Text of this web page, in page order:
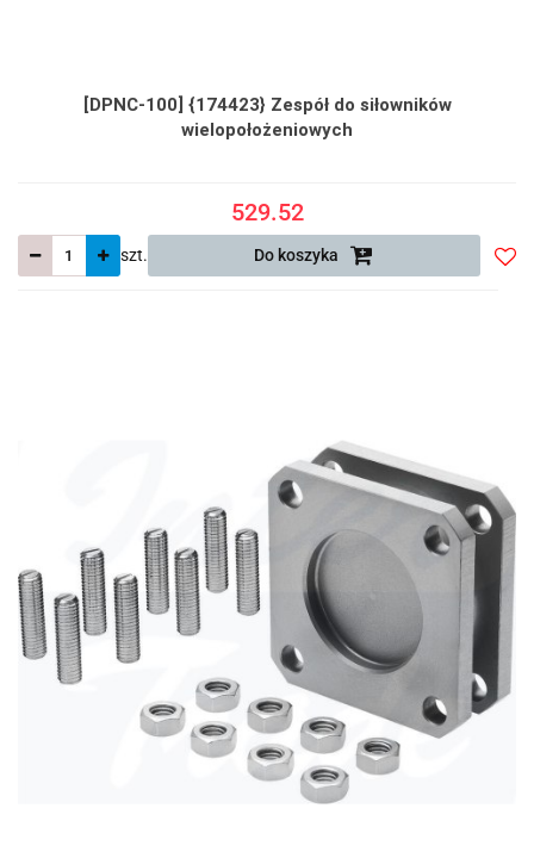
[DPNC-100] {174423} Zespół do siłowników
wielopołożeniowych
529.52
szt. Do koszyka